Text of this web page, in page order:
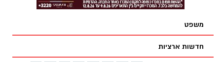
ישראל.
משפט
חדשות ארציות